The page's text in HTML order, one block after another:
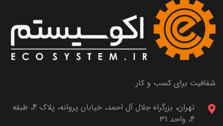
شفافیت برای کسب و کار
تهران، بزرگراه جلال آل احمد، خیابان پروانه، پلاک 4، طبقه
4، واحد 31